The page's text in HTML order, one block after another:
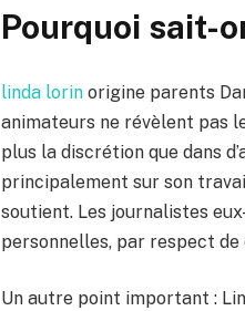
Pourquoi sait-
linda lorin origine parents
animateurs ne révèlent pas
plus la discrétion que dans
principalement sur son
soutient. Les journalistes
personnelles, par respect
Un autre point important :